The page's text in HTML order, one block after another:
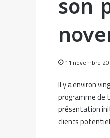
11 novembre
Il y a environ
programme de
présentation
clients